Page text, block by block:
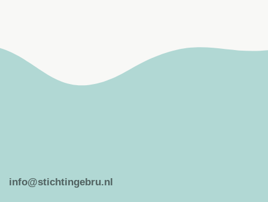
info@stichtingebru.nl